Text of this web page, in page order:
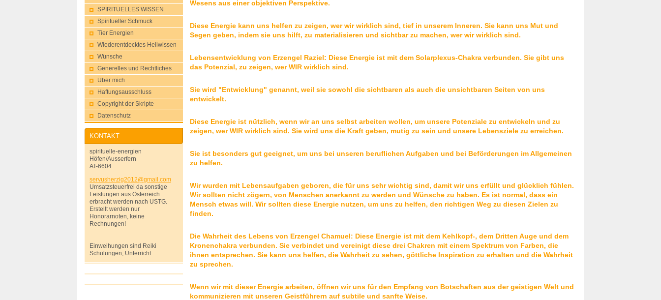
Wesens aus einer objektiven Perspektive.
Diese Energie kann uns helfen zu zeigen, wer wir wirklich sind, tief in unserem Inneren. Sie kann uns Mut und
Segen geben, indem sie uns hilft, zu materialisieren und sichtbar zu machen, wer wir wirklich sind.
Lebensentwicklung von Erzengel Raziel: Diese Energie ist mit dem Solarplexus-Chakra verbunden. Sie gibt uns
das Potenzial, zu zeigen, wer WIR wirklich sind.
Sie wird "Entwicklung" genannt, weil sie sowohl die sichtbaren als auch die unsichtbaren Seiten von uns
entwickelt.
Diese Energie ist nützlich, wenn wir an uns selbst arbeiten wollen, um unsere Potenziale zu entwickeln und zu
zeigen, wer WIR wirklich sind. Sie wird uns die Kraft geben, mutig zu sein und unsere Lebensziele zu erreichen.
Sie ist besonders gut geeignet, um uns bei unseren beruflichen Aufgaben und bei Beförderungen im Allgemeinen
zu helfen.
Wir wurden mit Lebensaufgaben geboren, die für uns sehr wichtig sind, damit wir uns erfüllt und glücklich fühlen.
Wir sollten nicht zögern, von Menschen anerkannt zu werden und Wünsche zu haben. Es ist normal, dass ein
Mensch etwas will. Wir sollten diese Energie nutzen, um uns zu helfen, den richtigen Weg zu diesen Zielen zu
finden.
Die Wahrheit des Lebens von Erzengel Chamuel: Diese Energie ist mit dem Kehlkopf-, dem Dritten Auge und dem
Kronenchakra verbunden. Sie verbindet und vereinigt diese drei Chakren mit einem Spektrum von Farben, die
ihnen entsprechen. Sie kann uns helfen, die Wahrheit zu sehen, göttliche Inspiration zu erhalten und die Wahrheit
zu sprechen.
Wenn wir mit dieser Energie arbeiten, öffnen wir uns für den Empfang von Botschaften aus der geistigen Welt und
kommunizieren mit unseren Geistführern auf subtile und sanfte Weise.
SPIRITUELLES WISSEN
Spiritueller Schmuck
Tier Energien
Wiederentdeckt​es Heilwissen
Wünsche
Generelles und Rechtliches
Über mich
Haftungsausschluss
Copyright der Skripte
Datenschutz
KONTAKT
spirituelle-energien
Höfen/Ausserfern
AT-6604
servusherzig2012@gmail.com
Umsatzsteuerfrei da sonstige
Leistungen aus Österreich
erbracht werden nach USTG.
Erstellt werden nur
Honorarnoten, keine
Rechnungen!
Einweihungen sind Reiki
Schulungen, Unterricht